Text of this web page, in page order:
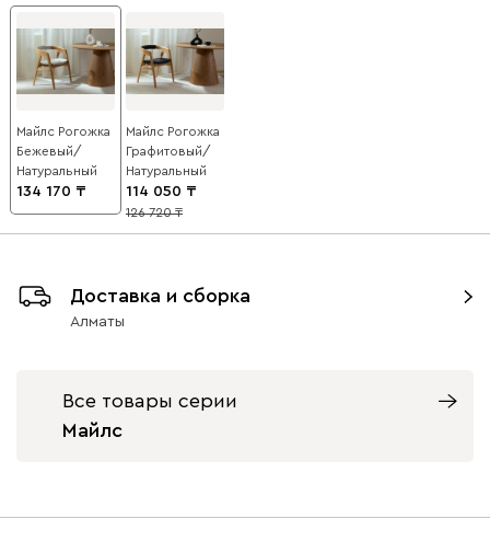
Майлс Рогожка
Бежевый/
Натуральный
134 170
Майлс Рогожка
Графитовый/
Натуральный
114 050
10
126 720
Доставка и сборка
Алматы
Все товары серии
Майлс